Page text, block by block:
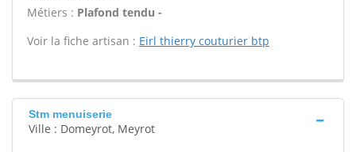
Métiers : Plafond tendu -
Voir la fiche artisan : Eirl thierry couturier btp
Stm menuiserie
Ville : Domeyrot, Meyrot